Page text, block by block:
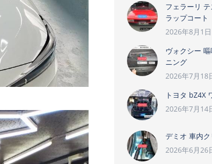
フェラーリ
ラップコート
2026年8月1日
ヴォクシー
ニング
2026年7月18
トヨタ bZ4X
2026年7月14
デミオ 車内
2026年6月26